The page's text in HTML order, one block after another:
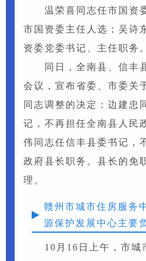
温荣喜同志任市国资
市国资委主任人选；吴诗
资委党委书记、主任职务。
同日，全南县、信丰
会议，宣布省委、市委关
同志调整的决定：边建忠
记，不再担任全南县人民
伟同志任信丰县委书记，
政府县长职务。县长的免
理。
赣州市城市住房服务
源保护发展中心主要
10月16日上午，市城